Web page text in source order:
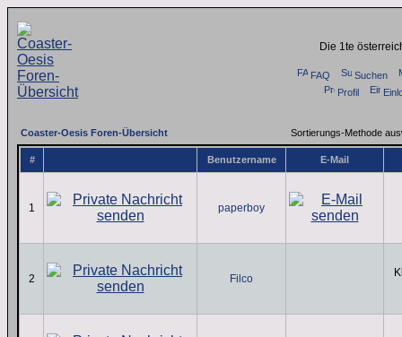
Die 1te
FAQ
Suchen
Profil
Coaster-Oesis Foren-Übersicht Sortierungs-Methode
# Benutzername E-Mail
1 paperboy
2 Filco